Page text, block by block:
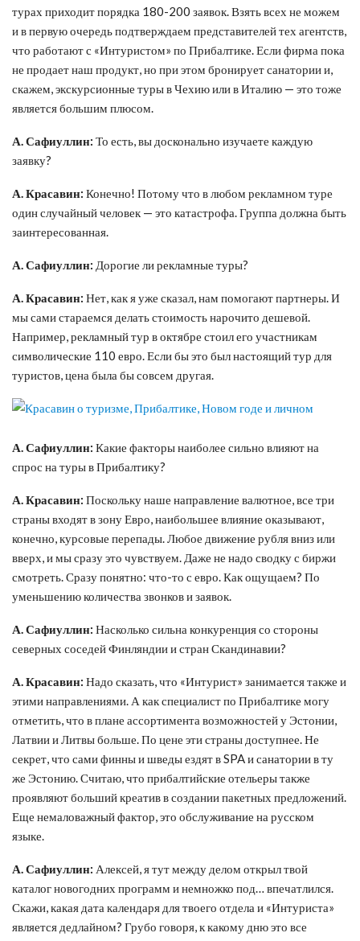
турах приходит порядка 180-200 заявок. Взять всех не можем
и в первую очередь подтверждаем представителей тех агентств,
что работают с «Интуристом» по Прибалтике. Если фирма пока
не продает наш продукт, но при этом бронирует санатории и,
скажем, экскурсионные туры в Чехию или в Италию — это тоже
является большим плюсом.
А. Сафиуллин: То есть, вы досконально изучаете каждую
заявку?
А. Красавин: Конечно! Потому что в любом рекламном туре
один случайный человек — это катастрофа. Группа должна быть
заинтересованная.
А. Сафиуллин: Дорогие ли рекламные туры?
А. Красавин: Нет, как я уже сказал, нам помогают партнеры. И
мы сами стараемся делать стоимость нарочито дешевой.
Например, рекламный тур в октябре стоил его участникам
символические 110 евро. Если бы это был настоящий тур для
туристов, цена была бы совсем другая.
А. Сафиуллин: Какие факторы наиболее сильно влияют на
спрос на туры в Прибалтику?
А. Красавин: Поскольку наше направление валютное, все три
страны входят в зону Евро, наибольшее влияние оказывают,
конечно, курсовые перепады. Любое движение рубля вниз или
вверх, и мы сразу это чувствуем. Даже не надо сводку с биржи
смотреть. Сразу понятно: что-то с евро. Как ощущаем? По
уменьшению количества звонков и заявок.
А. Сафиуллин: Насколько сильна конкуренция со стороны
северных соседей Финляндии и стран Скандинавии?
А. Красавин: Надо сказать, что «Интурист» занимается также и
этими направлениями. А как специалист по Прибалтике могу
отметить, что в плане ассортимента возможностей у Эстонии,
Латвии и Литвы больше. По цене эти страны доступнее. Не
секрет, что сами финны и шведы ездят в SPA и санатории в ту
же Эстонию. Считаю, что прибалтийские отельеры также
проявляют больший креатив в создании пакетных предложений.
Еще немаловажный фактор, это обслуживание на русском
языке.
А. Сафиуллин: Алексей, я тут между делом открыл твой
каталог новогодних программ и немножко под… впечатлился.
Скажи, какая дата календаря для твоего отдела и «Интуриста»
является дедлайном? Грубо говоря, к какому дню это все